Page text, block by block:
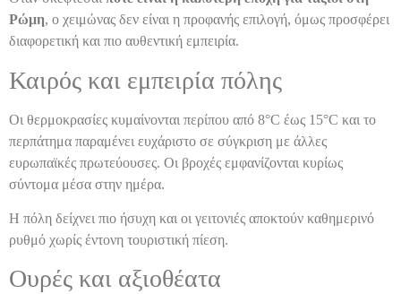
Ρώμη, ο χειμώνας δεν είναι η προφανής επιλογή, όμως προσφέρει
διαφορετική και πιο αυθεντική εμπειρία.
Καιρός και εμπειρία πόλης
Οι θερμοκρασίες κυμαίνονται περίπου από 8°C έως 15°C και το
περπάτημα παραμένει ευχάριστο σε σύγκριση με άλλες
ευρωπαϊκές πρωτεύουσες. Οι βροχές εμφανίζονται κυρίως
σύντομα μέσα στην ημέρα.
Η πόλη δείχνει πιο ήσυχη και οι γειτονιές αποκτούν καθημερινό
ρυθμό χωρίς έντονη τουριστική πίεση.
Ουρές και αξιοθέατα